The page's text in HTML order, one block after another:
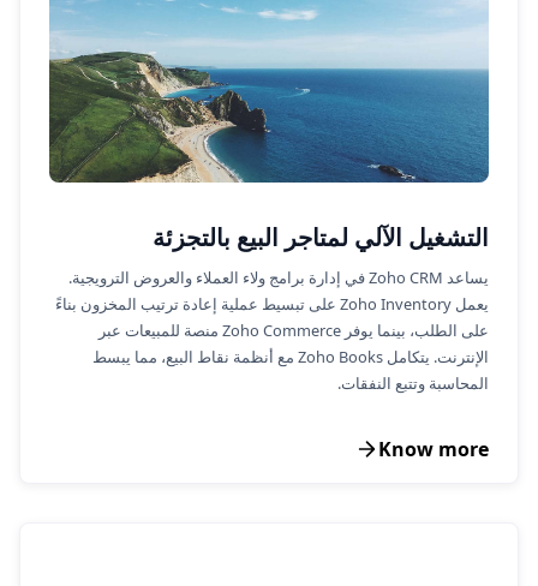
التشغيل الآلي لمتاجر البيع بالتجزئة
يساعد Zoho CRM في إدارة برامج ولاء العملاء والعروض الترويجية.
يعمل Zoho Inventory على تبسيط عملية إعادة ترتيب المخزون بناءً
على الطلب، بينما يوفر Zoho Commerce منصة للمبيعات عبر
الإنترنت. يتكامل Zoho Books مع أنظمة نقاط البيع، مما يبسط
المحاسبة وتتبع النفقات.
Know more